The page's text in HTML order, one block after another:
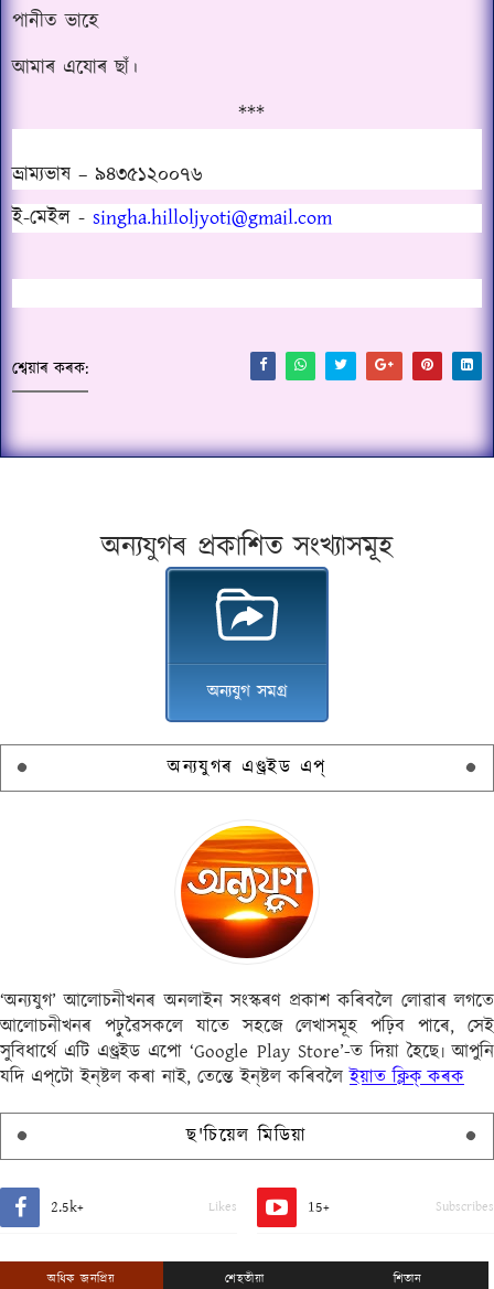
পানীত ভাহে
আমাৰ এযোৰ ছাঁ।
***
ভ্ৰাম্যভাষ – ৯৪৩৫১২০০৭৬
ই-মেইল - singha.hilloljyoti@gmail.com
শ্বেয়াৰ কৰক:
অন্যযুগৰ প্ৰকাশিত সংখ্যাসমূহ
অন্যযুগ সমগ্ৰ
অন্যযুগৰ এণ্ড্ৰইড এপ্
‘অন্যযুগ’ আলোচনীখনৰ অনলাইন সংস্কৰণ প্ৰকাশ কৰিবলৈ লোৱাৰ লগতে
আলোচনীখনৰ পঢ়ুৱৈসকলে যাতে সহজে লেখাসমূহ পঢ়িব পাৰে, সেই
সুবিধাৰ্থে এটি এণ্ড্ৰইড এপো ‘Google Play Store’-ত দিয়া হৈছে৷ আপুনি
যদি এপ্‌টো ইন্‌ষ্টল কৰা নাই, তেন্তে ইন্‌ষ্টল কৰিবলৈইয়াত ক্লিক্ কৰক
ছ'চিয়েল মিডিয়া
2.5k+ Likes 15+ Subscribes
অধিক জনপ্ৰিয় শেহতীয়া শিতান